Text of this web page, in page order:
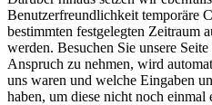
Benutzerfreundlichkeit temporäre
bestimmten festgelegten Zeitraum
werden. Besuchen Sie unsere
Anspruch zu nehmen, wird
uns waren und welche Eingaben
haben, um diese nicht noch einmal